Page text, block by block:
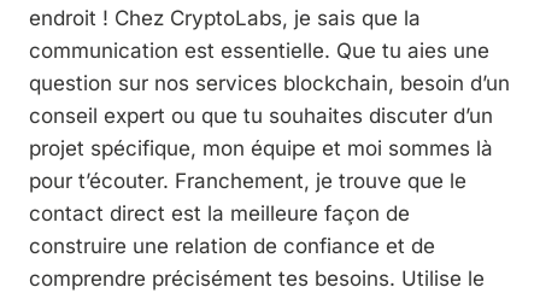
endroit ! Chez CryptoLabs, je sais que la
communication est essentielle. Que tu aies une
question sur nos services blockchain, besoin d’un
conseil expert ou que tu souhaites discuter d’un
projet spécifique, mon équipe et moi sommes là
pour t’écouter. Franchement, je trouve que le
contact direct est la meilleure façon de
construire une relation de confiance et de
comprendre précisément tes besoins. Utilise le